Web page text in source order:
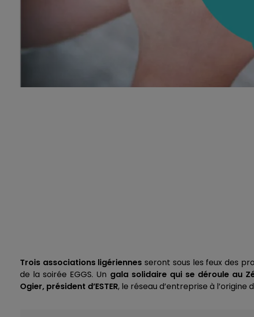
Trois associations ligériennes seront sous les feux des
de la soirée EGGS. Un gala solidaire qui se déroule au
Ogier, président d’ESTER, le réseau d’entreprise à l’origine